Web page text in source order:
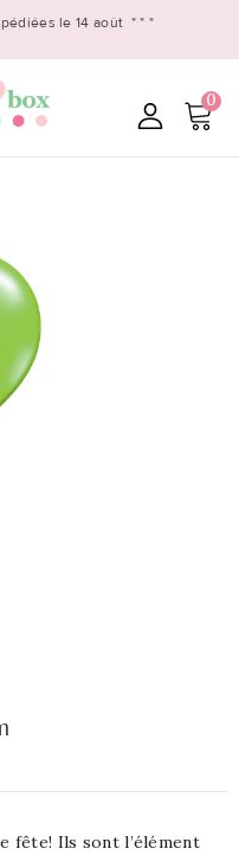
le 14 août * * *
0
fête! Ils sont l’élément